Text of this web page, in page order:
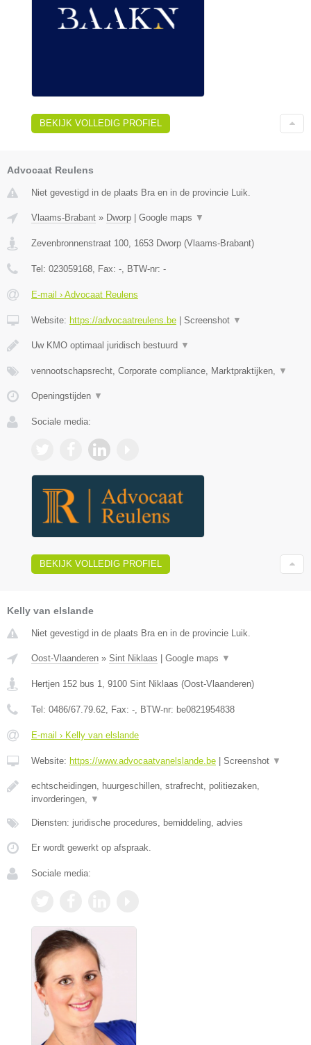
BEKIJK VOLLEDIG PROFIEL
Advocaat Reulens
Niet gevestigd in de plaats Bra en in de provincie Luik.
Vlaams-Brabant » Dworp Google maps ▼
Zevenbronnenstraat 100 1653 Dworp (Vlaams-Brabant)
Tel: 023059168 , Fax: - , BTW-nr: -
E-mail › Advocaat Reulens
Website: https://advocaatreulens.be Screenshot ▼
Uw KMO optimaal juridisch bestuurd ▼
vennootschapsrecht, Corporate compliance, Marktpraktijken, ▼
Openingstijden ▼
Sociale media:
BEKIJK VOLLEDIG PROFIEL
Kelly van elslande
Niet gevestigd in de plaats Bra en in de provincie Luik.
Oost-Vlaanderen » Sint Niklaas Google maps ▼
Hertjen 152 bus 1, 9100 Sint Niklaas (Oost-Vlaanderen)
Tel: 0486/67.79.62, Fax: -, BTW-nr: be0821954838
E-mail › Kelly van elslande
Website: https://www.advocaatvanelslande.be Screenshot ▼
echtscheidingen, huurgeschillen, strafrecht, politiezaken,
invorderingen, ▼
Diensten: juridische procedures, bemiddeling, advies
Er wordt gewerkt op afspraak.
Sociale media: